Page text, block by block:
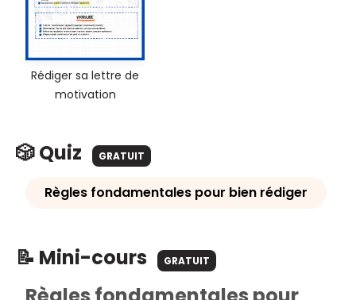
Rédiger sa lettre de
motivation
🎲 Quiz GRATUIT
Règles fondamentales pour bien rédiger
📝 Mini-cours GRATUIT